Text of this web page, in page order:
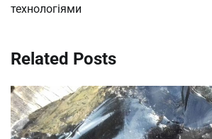
технологіями
Related Posts